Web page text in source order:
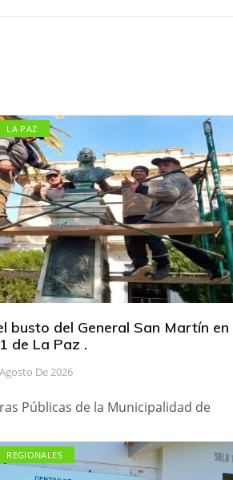
LA PAZ
busto del General San Martín en
de La Paz .
De 2026
Públicas de la Municipalidad de
REGIONALES